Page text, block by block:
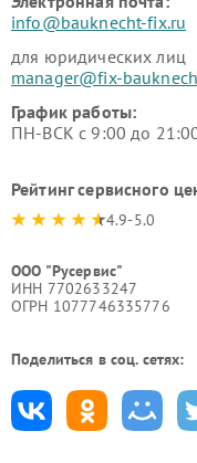
info@bauknecht-fix.ru
для юридических лиц
manager@fix-
График работы:
ПН-ВСК с 9:00 до
Рейтинг сервисного
4.9-5.0
ООО "Русервис"
ИНН 7702633247
ОГРН 1077746335776
Поделиться в соц. сетях: